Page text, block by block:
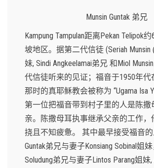
Munsin Guntak 弟兄
Kampung Tampulan距离Pekan Telipok
坡地区。据第二代信徒 (Seriah Munsin
妹, Sindi Angkeelamai弟兄 和Miol
代信徒听来的见证；福音于1950年代
那时的真耶稣教会被称为 “Ugama Isa
第一位把福音带到村子里的人是陈撒
亲。陈撒母耳执事继承父亲的工作，
挠且不知疲惫。 其中最早接受福音的
Guntak弟兄与妻子Konsiang Sobinal姐
Soludung弟兄与妻子Lintos Parang姐妹,